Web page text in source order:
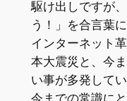
駆け出しですが
う！」を合言葉
インターネット
本大震災と、今
い事が多発して